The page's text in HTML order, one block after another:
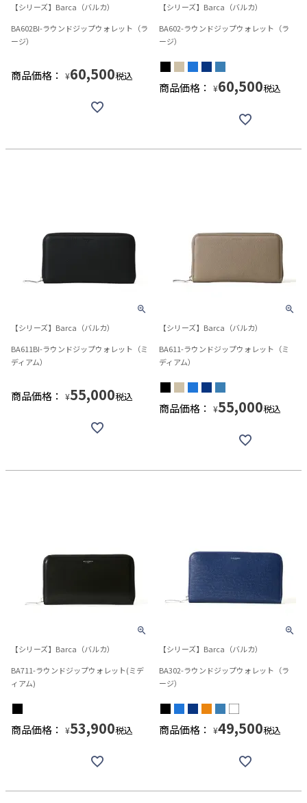
【シリーズ】Barca（バルカ）
BA602BI-ラウンドジップウォレット（ラ
ージ）
商品価格： ¥60,500税込
【シリーズ】Barca（バルカ）
BA602-ラウンドジップウォレット（ラ
ージ）
商品価格： ¥60,500税込
【シリーズ】Barca（バルカ）
BA611BI-ラウンドジップウォレット（ミ
ディアム）
商品価格： ¥55,000税込
【シリーズ】Barca（バルカ）
BA611-ラウンドジップウォレット（ミ
ディアム）
商品価格： ¥55,000税込
【シリーズ】Barca（バルカ）
BA711-ラウンドジップウォレット(ミデ
ィアム)
商品価格： ¥53,900税込
【シリーズ】Barca（バルカ）
BA302-ラウンドジップウォレット（ラ
ージ）
商品価格： ¥49,500税込